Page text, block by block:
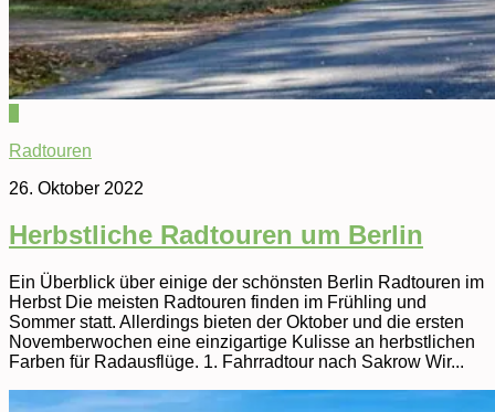
Radtouren
26. Oktober 2022
Herbstliche Radtouren um Berlin
Ein Überblick über einige der schönsten Berlin Radtouren im
Herbst Die meisten Radtouren finden im Frühling und
Sommer statt. Allerdings bieten der Oktober und die ersten
Novemberwochen eine einzigartige Kulisse an herbstlichen
Farben für Radausflüge. 1. Fahrradtour nach Sakrow Wir...